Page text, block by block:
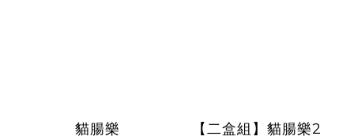
貓腸樂
【二盒組】貓腸樂2